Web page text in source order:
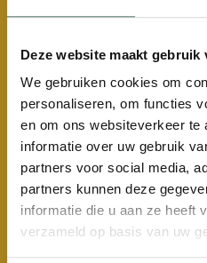
Deze website maakt gebruik
We gebruiken cookies om
personaliseren, om functies
en om ons websiteverkeer te
informatie over uw gebruik
partners voor social media,
partners kunnen deze
informatie die u aan ze heeft
verzameld op basis van uw
+31 (0)
Groot
Zorgeloos, ontzorgd
Voor even, langdurig of